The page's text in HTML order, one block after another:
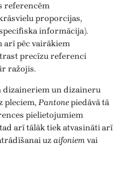
referencēm
proporcijas,
informācija).
arī pēc vairākiem
precīzu referenci
ražojis.
dizaineriem un dizaineru
pleciem,Pantonepiedāvā tā
pielietojumiem
arī tālāk tiek atvasināti arī
uzaifoniemvai